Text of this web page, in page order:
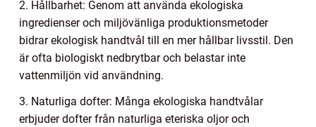
2. Hållbarhet: Genom att använda ekologiska
ingredienser och miljövänliga produktionsmetoder
bidrar ekologisk handtvål till en mer hållbar livsstil. Den
är ofta biologiskt nedbrytbar och belastar inte
vattenmiljön vid användning.
3. Naturliga dofter: Många ekologiska handtvålar
erbjuder dofter från naturliga eteriska oljor och